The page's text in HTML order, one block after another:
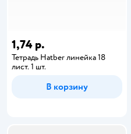
1,74 р.
Тетрадь Hatber линейка 18
лист. 1 шт.
В корзину